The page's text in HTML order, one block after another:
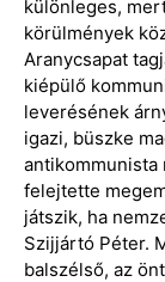
különleges,
körülmények
Aranycsapat
kiépülő
leverésének
igazi, büszke
antikommunista
felejtette
játszik, ha
Szijjártó Péter.
balszélső, az